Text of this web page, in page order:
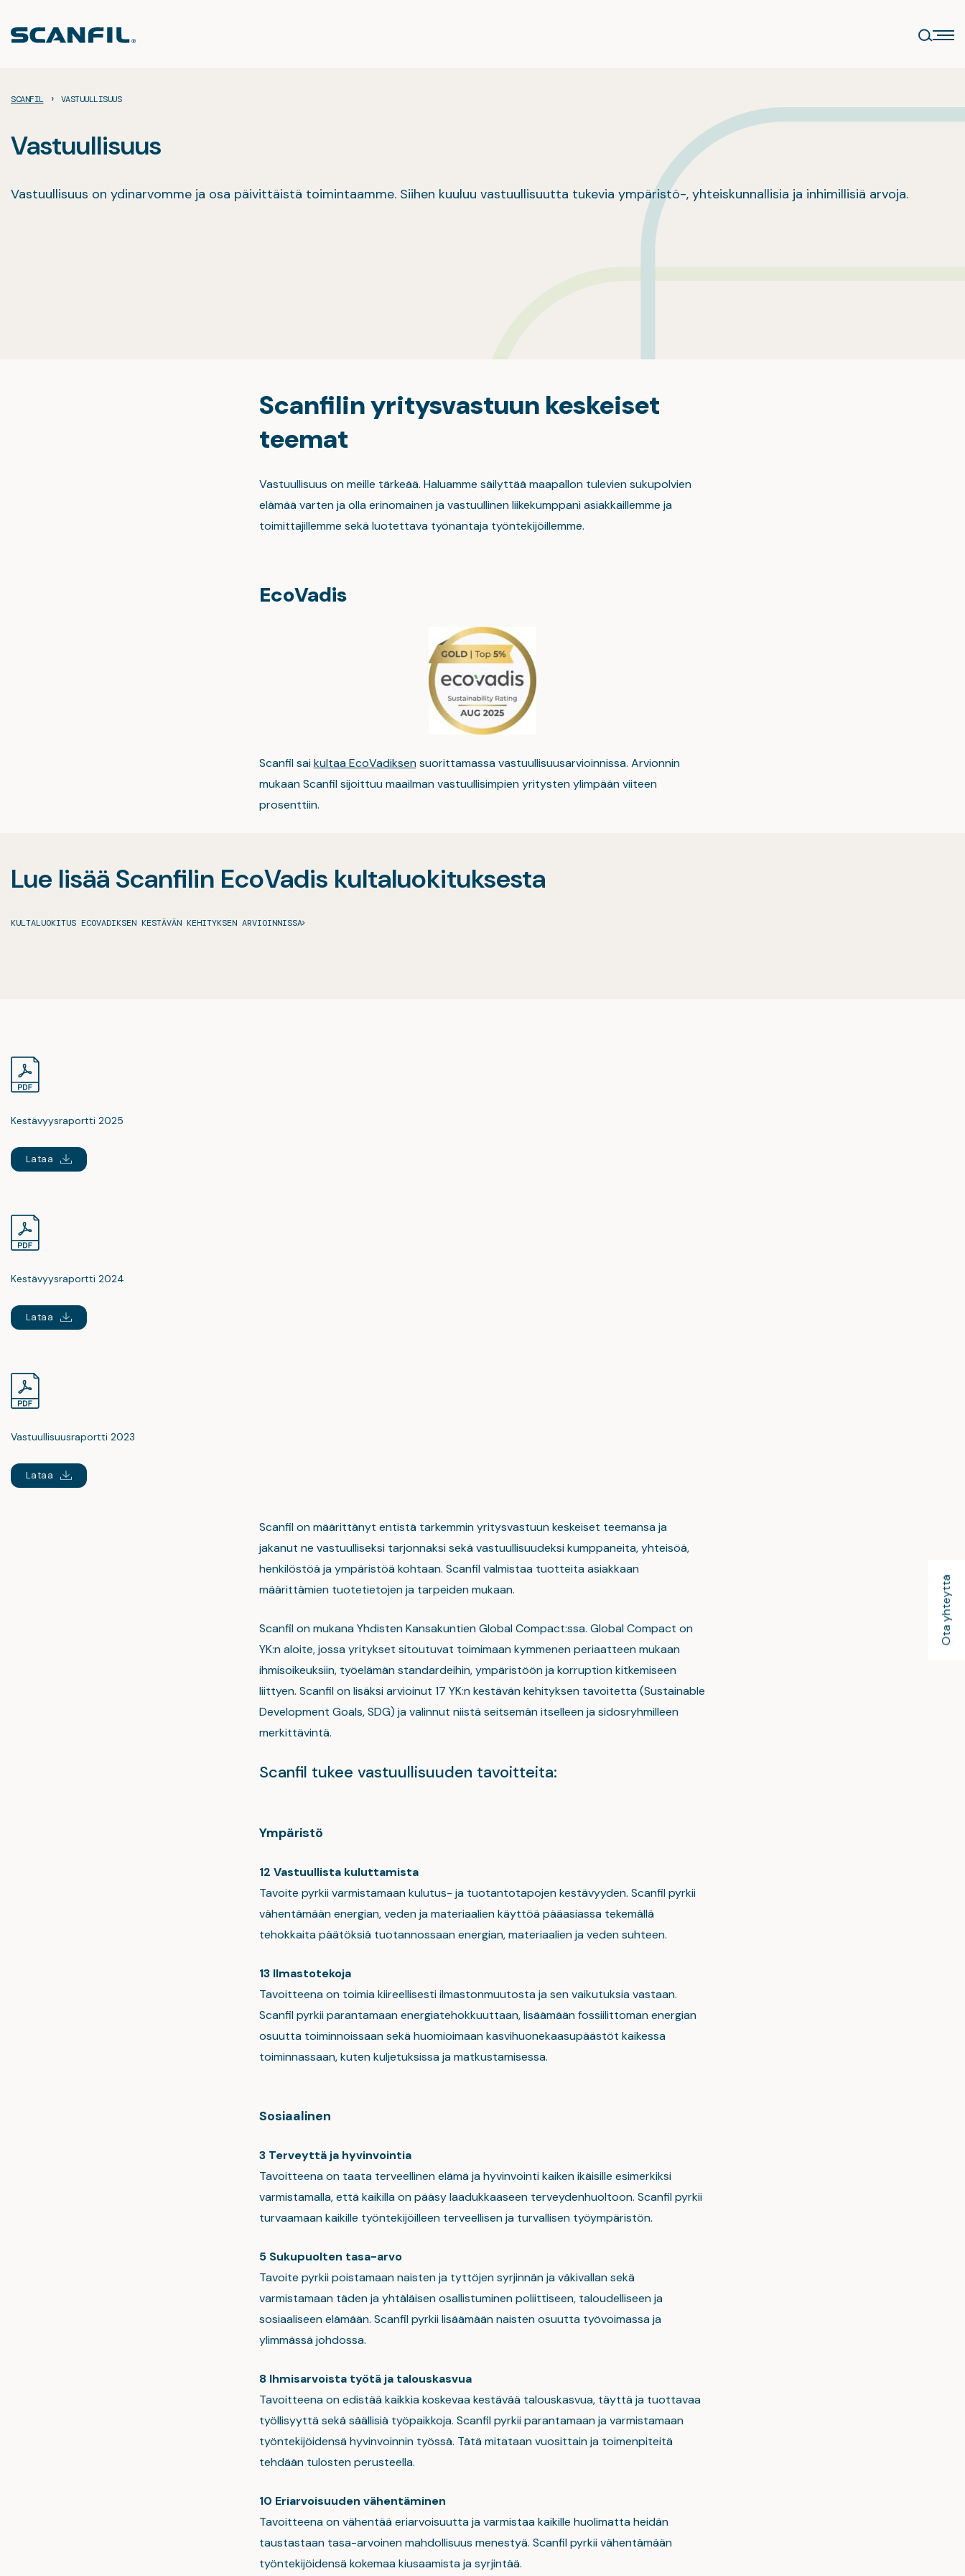
Ota yhteyttä
sisältöön
SCANFIL › VASTUULLISUUS
Vastuullisuus
Vastuullisuus on ydinarvomme ja osa päivittäistä toimintaamme. Siihen kuuluu vastuullisuutta tukevia ympäristö-, yhteiskunnallisia ja inhimillisiä arvoja.
Scanfilin yritysvastuun keskeiset
teemat
Vastuullisuus on meille tärkeää. Haluamme säilyttää maapallon tulevien sukupolvien
elämää varten ja olla erinomainen ja vastuullinen liikekumppani asiakkaillemme ja
toimittajillemme sekä luotettava työnantaja työntekijöillemme.
EcoVadis
Scanfil saikultaa EcoVadiksensuorittamassa vastuullisuusarvioinnissa. Arvionnin
mukaan Scanfil sijoittuu maailman vastuullisimpien yritysten ylimpään viiteen
prosenttiin.
Lue lisää Scanfilin EcoVadis kultaluokituksesta
KULTALUOKITUS ECOVADIKSEN KESTÄVÄN KEHITYKSEN ARVIOINNISSA
Kestävyysraportti 2025
Lataa
Kestävyysraportti 2024
Lataa
Vastuullisuusraportti 2023
Lataa
Scanfil on määrittänyt entistä tarkemmin yritysvastuun keskeiset teemansa ja
jakanut ne vastuulliseksi tarjonnaksi sekä vastuullisuudeksi kumppaneita, yhteisöä,
henkilöstöä ja ympäristöä kohtaan. Scanfil valmistaa tuotteita asiakkaan
määrittämien tuotetietojen ja tarpeiden mukaan.
Scanfil on mukana Yhdisten Kansakuntien Global Compact:ssa. Global Compact on
YK:n aloite, jossa yritykset sitoutuvat toimimaan kymmenen periaatteen mukaan
ihmisoikeuksiin, työelämän standardeihin, ympäristöön ja korruption kitkemiseen
liittyen. Scanfil on lisäksi arvioinut 17 YK:n kestävän kehityksen tavoitetta (Sustainable
Development Goals, SDG) ja valinnut niistä seitsemän itselleen ja sidosryhmilleen
merkittävintä.
Scanfil tukee vastuullisuuden tavoitteita:
Ympäristö
12 Vastuullista kuluttamista
Tavoite pyrkii varmistamaan kulutus- ja tuotantotapojen kestävyyden. Scanfil pyrkii
vähentämään energian, veden ja materiaalien käyttöä pääasiassa tekemällä
tehokkaita päätöksiä tuotannossaan energian, materiaalien ja veden suhteen.
13 Ilmastotekoja
Tavoitteena on toimia kiireellisesti ilmastonmuutosta ja sen vaikutuksia vastaan.
Scanfil pyrkii parantamaan energiatehokkuuttaan, lisäämään fossiilittoman energian
osuutta toiminnoissaan sekä huomioimaan kasvihuonekaasupäästöt kaikessa
toiminnassaan, kuten kuljetuksissa ja matkustamisessa.
Sosiaalinen
3 Terveyttä ja hyvinvointia
Tavoitteena on taata terveellinen elämä ja hyvinvointi kaiken ikäisille esimerkiksi
varmistamalla, että kaikilla on pääsy laadukkaaseen terveydenhuoltoon. Scanfil pyrkii
turvaamaan kaikille työntekijöilleen terveellisen ja turvallisen työympäristön.
5 Sukupuolten tasa-arvo
Tavoite pyrkii poistamaan naisten ja tyttöjen syrjinnän ja väkivallan sekä
varmistamaan täden ja yhtäläisen osallistuminen poliittiseen, taloudelliseen ja
sosiaaliseen elämään. Scanfil pyrkii lisäämään naisten osuutta työvoimassa ja
ylimmässä johdossa.
8 Ihmisarvoista työtä ja talouskasvua
Tavoitteena on edistää kaikkia koskevaa kestävää talouskasvua, täyttä ja tuottavaa
työllisyyttä sekä säällisiä työpaikkoja. Scanfil pyrkii parantamaan ja varmistamaan
työntekijöidensä hyvinvoinnin työssä. Tätä mitataan vuosittain ja toimenpiteitä
tehdään tulosten perusteella.
10 Eriarvoisuuden vähentäminen
Tavoitteena on vähentää eriarvoisuutta ja varmistaa kaikille huolimatta heidän
taustastaan tasa-arvoinen mahdollisuus menestyä. Scanfil pyrkii vähentämään
työntekijöidensä kokemaa kiusaamista ja syrjintää.